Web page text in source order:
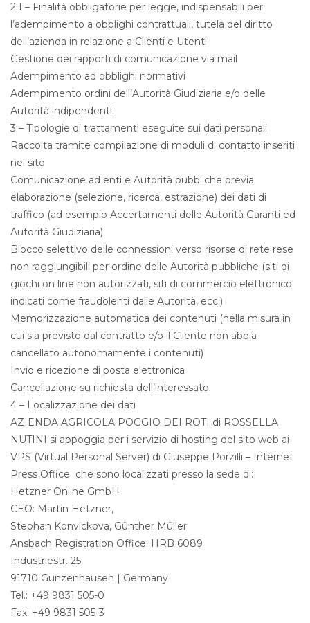
2.1 – Finalità obbligatorie per legge, indispensabili per
l’adempimento a obblighi contrattuali, tutela del diritto
dell’azienda in relazione a Clienti e Utenti
Gestione dei rapporti di comunicazione via mail
Adempimento ad obblighi normativi
Adempimento ordini dell’Autorità Giudiziaria e/o delle
Autorità indipendenti.
3 – Tipologie di trattamenti eseguite sui dati personali
Raccolta tramite compilazione di moduli di contatto inseriti
nel sito
Comunicazione ad enti e Autorità pubbliche previa
elaborazione (selezione, ricerca, estrazione) dei dati di
traffico (ad esempio Accertamenti delle Autorità Garanti ed
Autorità Giudiziaria)
Blocco selettivo delle connessioni verso risorse di rete rese
non raggiungibili per ordine delle Autorità pubbliche (siti di
giochi on line non autorizzati, siti di commercio elettronico
indicati come fraudolenti dalle Autorità, ecc.)
Memorizzazione automatica dei contenuti (nella misura in
cui sia previsto dal contratto e/o il Cliente non abbia
cancellato autonomamente i contenuti)
Invio e ricezione di posta elettronica
Cancellazione su richiesta dell’interessato.
4 – Localizzazione dei dati
AZIENDA AGRICOLA POGGIO DEI ROTI di ROSSELLA
NUTINI si appoggia per i servizio di hosting del sito web ai
VPS (Virtual Personal Server) di Giuseppe Porzilli – Internet
Press Office che sono localizzati presso la sede di:
Hetzner Online GmbH
CEO: Martin Hetzner,
Stephan Konvickova, Günther Müller
Ansbach Registration Office: HRB 6089
Industriestr. 25
91710 Gunzenhausen | Germany
Tel.: +49 9831 505-0
Fax: +49 9831 505-3